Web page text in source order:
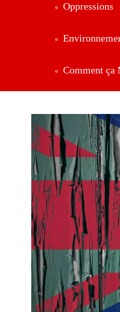
Oppressions
Comment ça